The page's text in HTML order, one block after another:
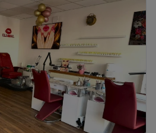
10:00–
10:00–
10:00 –19:00
10:00–18:00
Geschlossen
und Nagelstudio, das sich in
Einrichtung bietet eine
an, die alle auf die